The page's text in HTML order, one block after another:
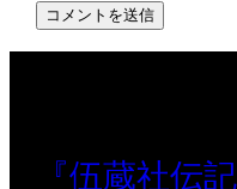
『伍蔵社伝